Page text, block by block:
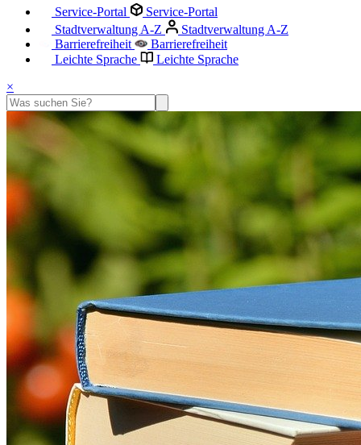
Service-Portal
Service-Portal
Stadtverwaltung A-Z
Stadtverwaltung A-Z
Barrierefreiheit
Barrierefreiheit
Leichte Sprache
Leichte Sprache
×